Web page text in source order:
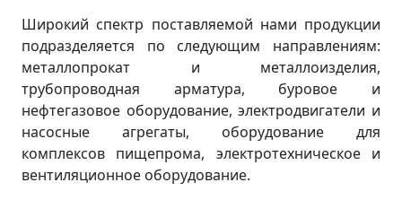
Широкий спектр поставляемой нами продукции
подразделяется по следующим направлениям:
металлопрокат и металлоизделия,
трубопроводная арматура, буровое и
нефтегазовое оборудование, электродвигатели и
насосные агрегаты, оборудование для
комплексов пищепрома, электротехническое и
вентиляционное оборудование.